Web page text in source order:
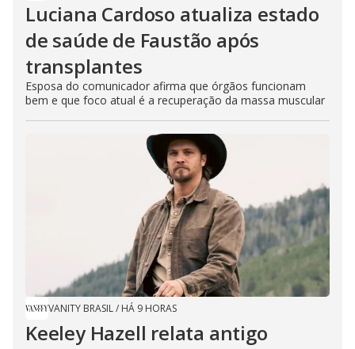
Luciana Cardoso atualiza estado
de saúde de Faustão após
transplantes
Esposa do comunicador afirma que órgãos funcionam
bem e que foco atual é a recuperação da massa muscular
VANITY BRASIL/ HÁ 9 HORAS
Keeley Hazell relata antigo